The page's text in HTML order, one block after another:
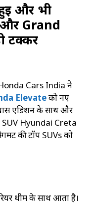
और भी
और Grand
टक्कर
Honda Cars India ने
Elevateको नए
एडिशन के साथ और
SUV Hyundai Creta
की टॉप SUVs को
थीम के साथ आता है।